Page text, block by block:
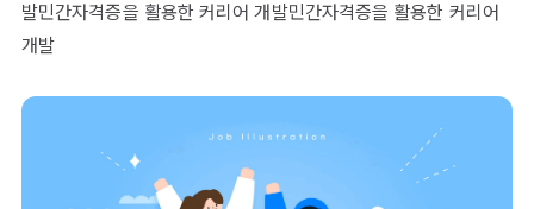
발민간자격증을 활용한 커리어 개발민간자격증을 활용한 커리어
개발